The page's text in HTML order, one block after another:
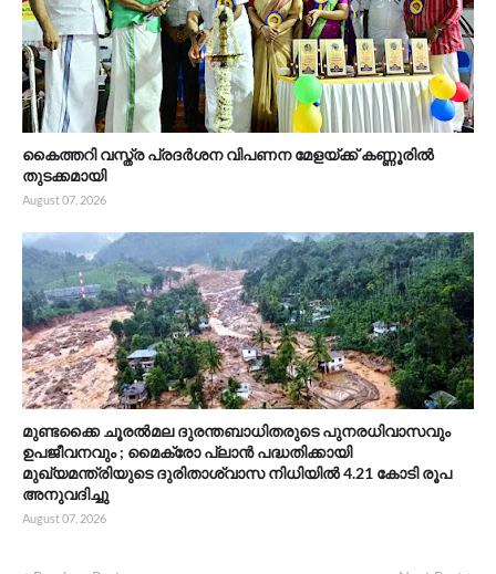
കൈത്തറി വസ്ത്ര പ്രദർശന വിപണന മേളയ്ക്ക് കണ്ണൂരിൽ
തുടക്കമായി
August 07, 2026
മുണ്ടക്കൈ ചൂരൽമല ദുരന്തബാധിതരുടെ പുനരധിവാസവും
ഉപജീവനവും ; മൈക്രോ പ്ലാൻ പദ്ധതിക്കായി
മുഖ്യമന്ത്രിയുടെ ദുരിതാശ്വാസ നിധിയിൽ 4.21 കോടി രൂപ
അനുവദിച്ചു
August 07, 2026